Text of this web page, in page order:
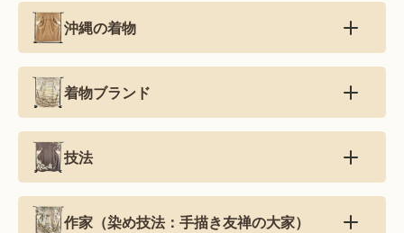
沖縄の着物
着物ブランド
技法
作家（染め技法：手描き友禅の大家）